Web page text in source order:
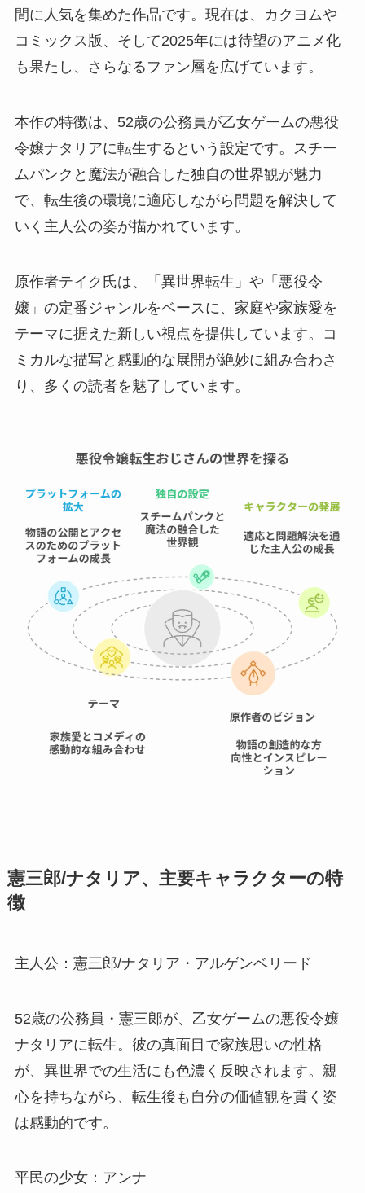
間に人気を集めた作品です。現在は、カクヨムや
コミックス版、そして2025年には待望のアニメ化
も果たし、さらなるファン層を広げています。
本作の特徴は、52歳の公務員が乙女ゲームの悪役
令嬢ナタリアに転生するという設定です。スチー
ムパンクと魔法が融合した独自の世界観が魅力
で、転生後の環境に適応しながら問題を解決して
いく主人公の姿が描かれています。
原作者テイク氏は、「異世界転生」や「悪役令
嬢」の定番ジャンルをベースに、家庭や家族愛を
テーマに据えた新しい視点を提供しています。コ
ミカルな描写と感動的な展開が絶妙に組み合わさ
り、多くの読者を魅了しています。
憲三郎/ナタリア、主要キャラクターの特
徴
主人公：憲三郎/ナタリア・アルゲンベリード
52歳の公務員・憲三郎が、乙女ゲームの悪役令嬢
ナタリアに転生。彼の真面目で家族思いの性格
が、異世界での生活にも色濃く反映されます。親
心を持ちながら、転生後も自分の価値観を貫く姿
は感動的です。
平民の少女：アンナ